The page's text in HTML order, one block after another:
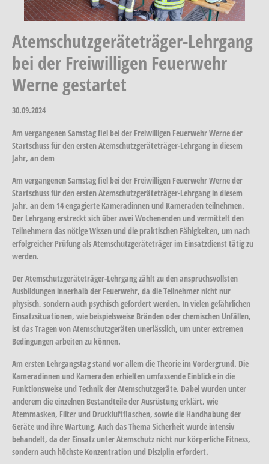
Atemschutzgeräteträger-Lehrgang
bei der Freiwilligen Feuerwehr
Werne gestartet
30.09.2024
Am vergangenen Samstag fiel bei der Freiwilligen Feuerwehr Werne der
Startschuss für den ersten Atemschutzgeräteträger-Lehrgang in diesem
Jahr, an dem
Am vergangenen Samstag fiel bei der Freiwilligen Feuerwehr Werne der
Startschuss für den ersten Atemschutzgeräteträger-Lehrgang in diesem
Jahr, an dem 14 engagierte Kameradinnen und Kameraden teilnehmen.
Der Lehrgang erstreckt sich über zwei Wochenenden und vermittelt den
Teilnehmern das nötige Wissen und die praktischen Fähigkeiten, um nach
erfolgreicher Prüfung als Atemschutzgeräteträger im Einsatzdienst tätig zu
werden.
Der Atemschutzgeräteträger-Lehrgang zählt zu den anspruchsvollsten
Ausbildungen innerhalb der Feuerwehr, da die Teilnehmer nicht nur
physisch, sondern auch psychisch gefordert werden. In vielen gefährlichen
Einsatzsituationen, wie beispielsweise Bränden oder chemischen Unfällen,
ist das Tragen von Atemschutzgeräten unerlässlich, um unter extremen
Bedingungen arbeiten zu können.
Am ersten Lehrgangstag stand vor allem die Theorie im Vordergrund. Die
Kameradinnen und Kameraden erhielten umfassende Einblicke in die
Funktionsweise und Technik der Atemschutzgeräte. Dabei wurden unter
anderem die einzelnen Bestandteile der Ausrüstung erklärt, wie
Atemmasken, Filter und Druckluftflaschen, sowie die Handhabung der
Geräte und ihre Wartung. Auch das Thema Sicherheit wurde intensiv
behandelt, da der Einsatz unter Atemschutz nicht nur körperliche Fitness,
sondern auch höchste Konzentration und Disziplin erfordert.